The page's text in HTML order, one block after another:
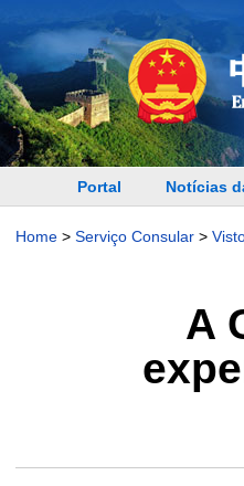
Portal Notícias
Home> Serviço Consular>
A